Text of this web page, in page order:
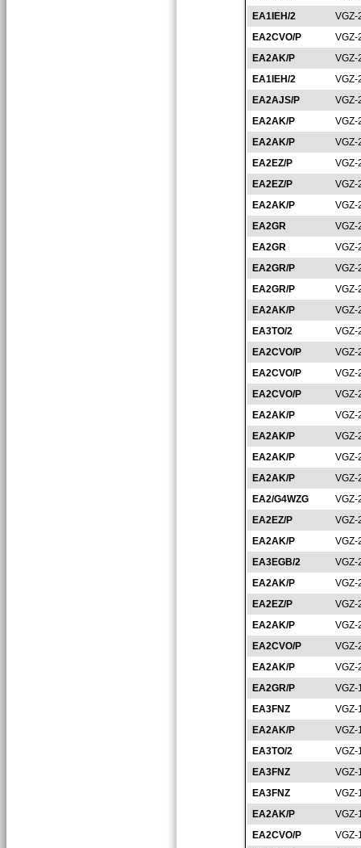
EA1IEH/2
VGZ-
EA2CVO/P
VGZ-
EA2AK/P
VGZ-
EA1IEH/2
VGZ-
EA2AJS/P
VGZ-
EA2AK/P
VGZ-
EA2AK/P
VGZ-
EA2EZ/P
VGZ-
EA2EZ/P
VGZ-
EA2AK/P
VGZ-
EA2GR
VGZ-
EA2GR
VGZ-
EA2GR/P
VGZ-
EA2GR/P
VGZ-
EA2AK/P
VGZ-
EA3TO/2
VGZ-
EA2CVO/P
VGZ-
EA2CVO/P
VGZ-
EA2CVO/P
VGZ-
EA2AK/P
VGZ-
EA2AK/P
VGZ-
EA2AK/P
VGZ-
EA2AK/P
VGZ-
EA2/G4WZG
VGZ-
EA2EZ/P
VGZ-
EA2AK/P
VGZ-
EA3EGB/2
VGZ-
EA2AK/P
VGZ-
EA2EZ/P
VGZ-
EA2AK/P
VGZ-
EA2CVO/P
VGZ-
EA2AK/P
VGZ-
EA2GR/P
VGZ-
EA3FNZ
VGZ-
EA2AK/P
VGZ-
EA3TO/2
VGZ-
EA3FNZ
VGZ-
EA3FNZ
VGZ-
EA2AK/P
VGZ-
EA2CVO/P
VGZ-